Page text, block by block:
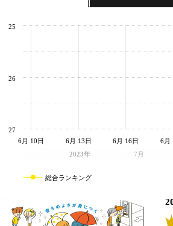
2023年 7月
6月 10日 6月 13日 6月 16日 6月
25
26
27
総合ランキング